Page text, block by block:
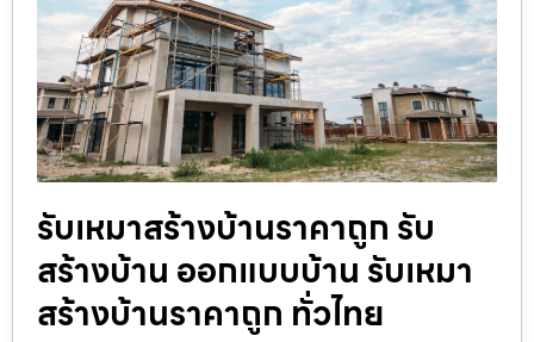
รับเหมาสร้างบ้านราคาถูก รับ
สร้างบ้าน ออกแบบบ้าน รับเหมา
สร้างบ้านราคาถูก ทั่วไทย